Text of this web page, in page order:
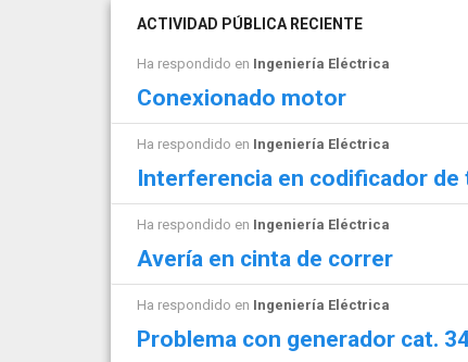
ACTIVIDAD PÚBLICA RECIENTE
Ha respondido en Ingeniería Eléctrica
Conexionado motor
Ha respondido en Ingeniería Eléctrica
Interferencia en codificador de
Ha respondido en Ingeniería Eléctrica
Avería en cinta de correr
Ha respondido en Ingeniería Eléctrica
Problema con generador cat.